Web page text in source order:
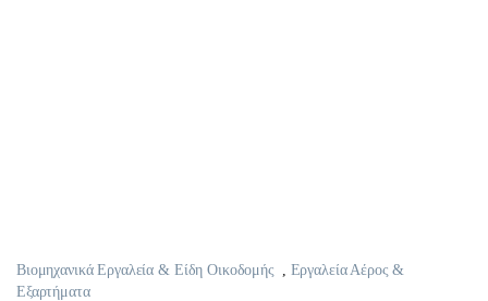
Βιομηχανικά Εργαλεία & Είδη Οικοδομής
Εργαλεία Αέρος &
Εξαρτήματα